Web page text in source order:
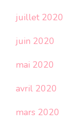
juillet 2020
juin 2020
mai 2020
avril 2020
mars 2020